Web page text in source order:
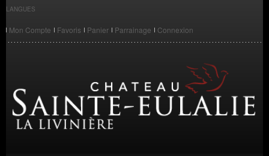
LANGUES
Mon Compte Favoris Panier Parrainage Connexion